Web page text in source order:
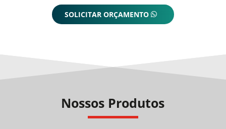
SOLICITAR ORÇAMENTO
Nossos Produtos